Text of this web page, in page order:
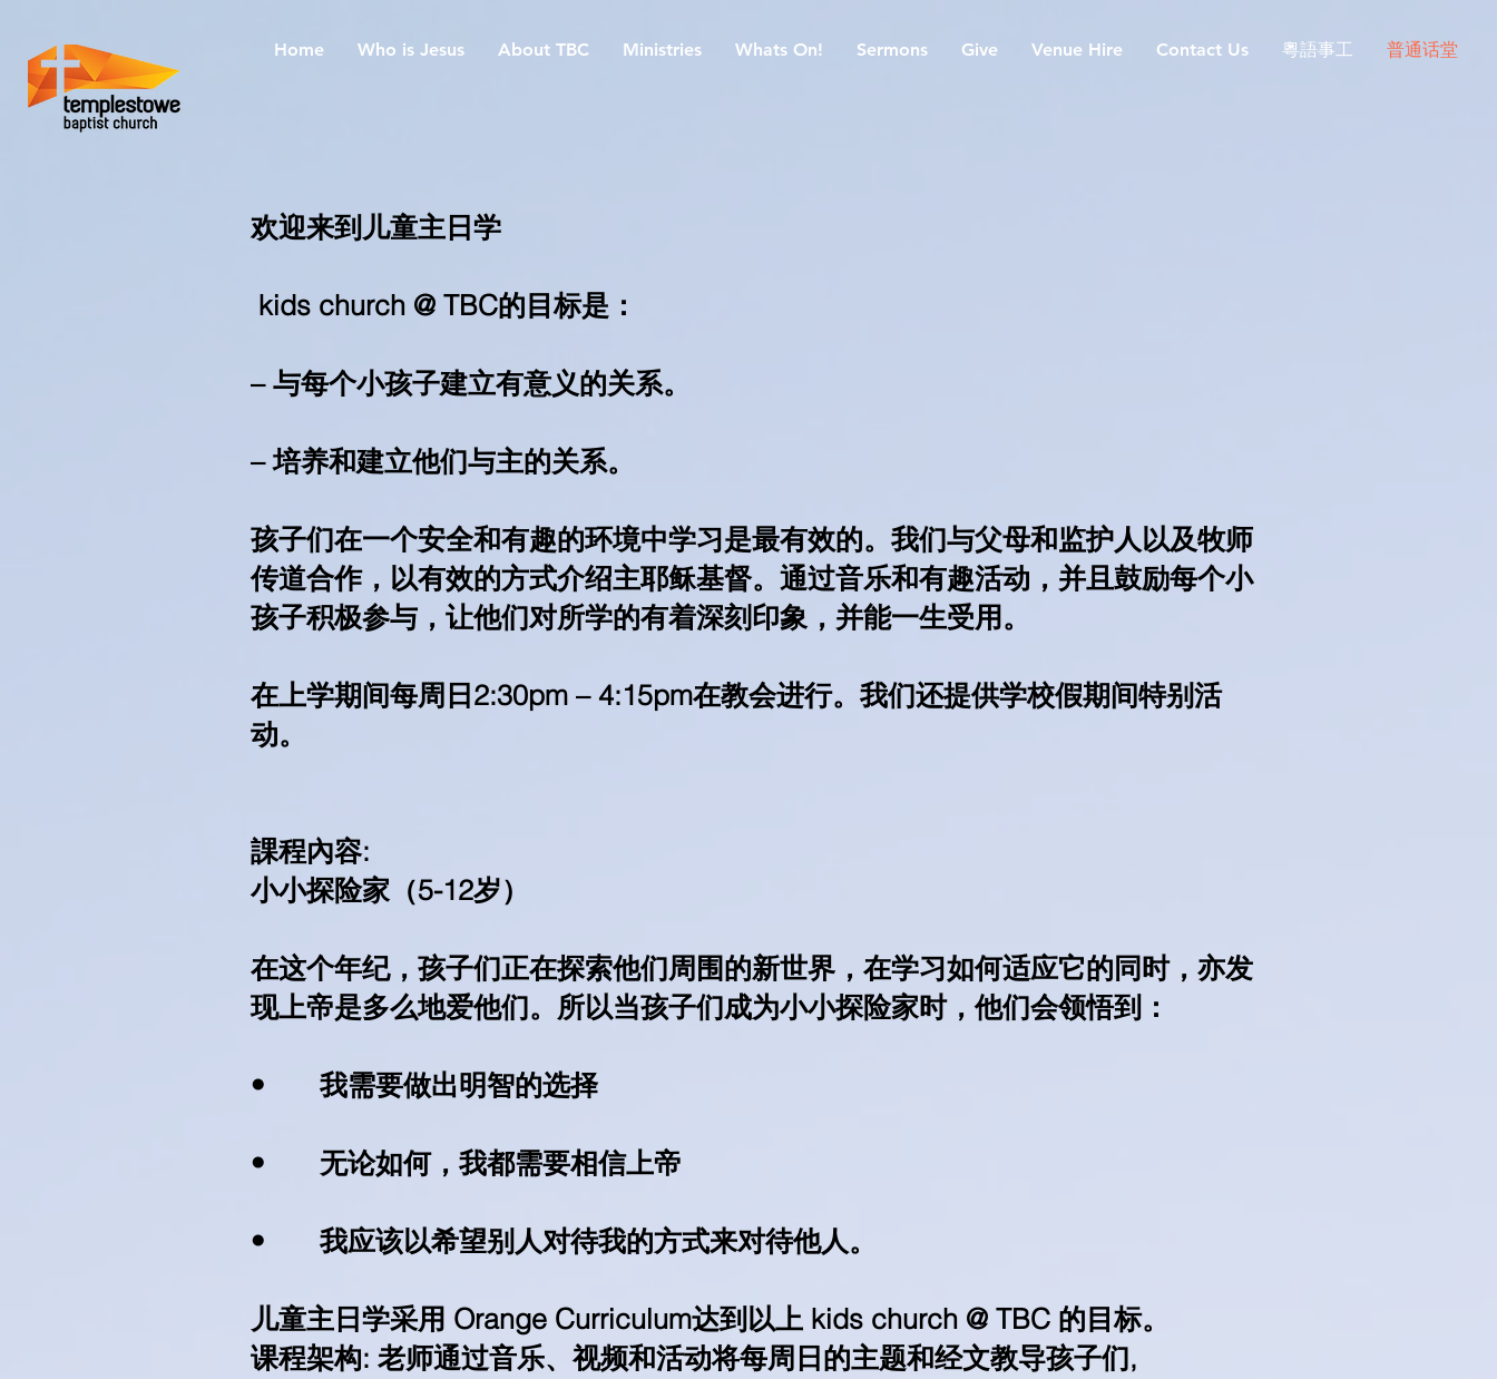
Home Who is Jesus About TBC Ministries Whats On! Sermons Give Venue Hire Contact Us 粵語事工 普通话堂
欢迎来到儿童主日学
kids church @ TBC的目标是：
– 与每个小孩子建立有意义的关系。
– 培养和建立他们与主的关系。
孩子们在一个安全和有趣的环境中学习是最有效的。我们与父母和监护人以及牧师
传道合作，以有效的方式介绍主耶稣基督。通过音乐和有趣活动，并且鼓励每个小
孩子积极参与，让他们对所学的有着深刻印象，并能一生受用。
在上学期间每周日2:30pm – 4:15pm在教会进行。我们还提供学校假期间特别活
动。
課程內容:
小小探险家（5-12岁）
在这个年纪，孩子们正在探索他们周围的新世界，在学习如何适应它的同时，亦发
现上帝是多么地爱他们。所以当孩子们成为小小探险家时，他们会领悟到：
• 我需要做出明智的选择
• 无论如何，我都需要相信上帝
• 我应该以希望别人对待我的方式来对待他人。
儿童主日学采用 Orange Curriculum达到以上 kids church @ TBC 的目标。
课程架构: 老师通过音乐、视频和活动将每周日的主题和经文教导孩子们,